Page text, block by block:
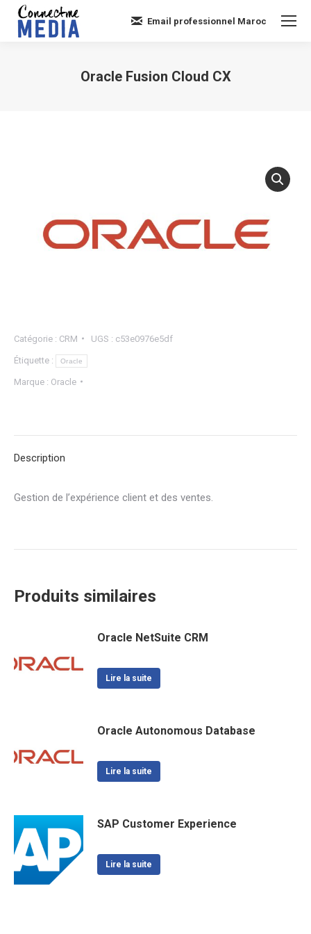
Email professionnel Maroc
Oracle Fusion Cloud CX
Catégorie : CRM UGS : c53e0976e5df
Étiquette : Oracle
Marque : Oracle
Description
Gestion de l’expérience client et des ventes.
Produits similaires
Oracle NetSuite CRM
Lire la suite
Oracle Autonomous Database
Lire la suite
SAP Customer Experience
Lire la suite